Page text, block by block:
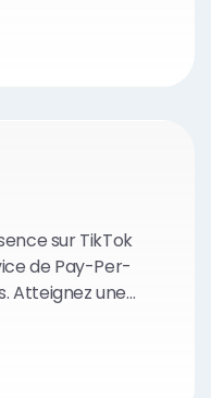
tangibles en
sur TikTok
de Pay-Per-
Atteignez une
le potentiel de